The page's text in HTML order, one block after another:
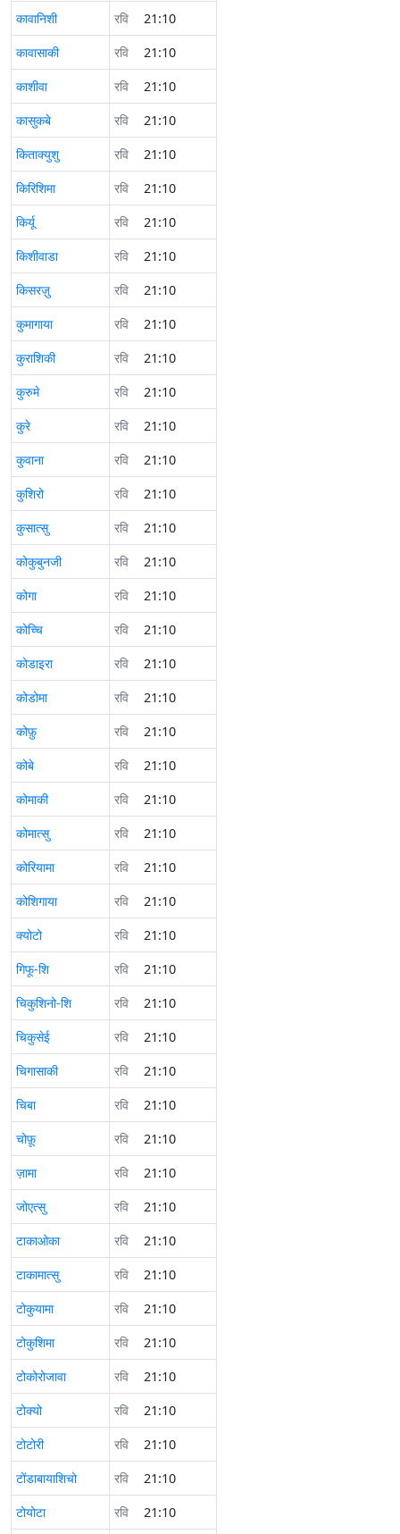
कावानिशी रवि
21:10
कावासाकी
रवि
21:10
काशीवा
रवि
21:10
कासुकबे
रवि
21:10
किताक्युशु
रवि
21:10
किरिशिमा
रवि
21:10
किर्यू
रवि
21:10
किशीवाडा
रवि
21:10
किसरज़ु
रवि
21:10
कुमागाया
रवि
21:10
कुराशिकी
रवि
21:10
कुरुमे
रवि
21:10
कुरे
रवि
21:10
कुवाना
रवि
21:10
कुशिरो
रवि
21:10
कुसात्सु
रवि
21:10
कोकुबुनजी
रवि
21:10
कोगा
रवि
21:10
कोच्चि
रवि
21:10
कोडाइरा
रवि
21:10
कोडोमा
रवि
21:10
कोफ़ु
रवि
21:10
कोबे
रवि
21:10
कोमाकी
रवि
21:10
कोमात्सु
रवि
21:10
कोरियामा
रवि
21:10
कोशिगाया
रवि
21:10
क्योटो
रवि
21:10
गिफू-शि
रवि
21:10
चिकुशिनो-शि
रवि
21:10
चिकुसेई
रवि
21:10
चिगासाकी
रवि
21:10
चिबा
रवि
21:10
चोफ़ू
रवि
21:10
ज़ामा
रवि
21:10
जोएत्सु
रवि
21:10
टाकाओका
रवि
21:10
टाकामात्सु
रवि
21:10
टोकुयामा
रवि
21:10
टोकुशिमा
रवि
21:10
टोकोरोजावा
रवि
21:10
टोक्यो
रवि
21:10
टोटोरी
रवि
21:10
टोंडाबायाशिचो
रवि
21:10
टोयोटा
रवि
21:10